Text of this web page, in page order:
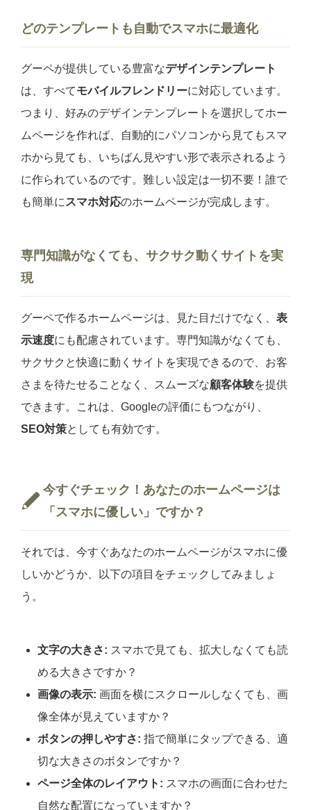
どのテンプレートも自動でスマホに最適化
グーペが提供している豊富なデザインテンプレート
は、すべてモバイルフレンドリーに対応しています。
つまり、好みのデザインテンプレートを選択してホー
ムページを作れば、自動的にパソコンから見てもスマ
ホから見ても、いちばん見やすい形で表示されるよう
に作られているのです。難しい設定は一切不要！誰で
も簡単に スマホ対応のホームページが完成します。
専門知識がなくても、サクサク動くサイトを実
現
グーペで作るホームページは、見た目だけでなく、 表
示速度にも配慮されています。専門知識がなくても、
サクサクと快適に動くサイトを実現できるので、お客
さまを待たせることなく、スムーズな顧客体験を提供
できます。これは、Googleの評価にもつながり、
SEO対策としても有効です。
今すぐチェック！あなたのホームページは
「スマホに優しい」ですか？
それでは、今すぐあなたのホームページがスマホに優
しいかどうか、以下の項目をチェックしてみましょ
う。
文字の大きさ: スマホで見ても、拡大しなくても読
める大きさですか？
画像の表示: 画面を横にスクロールしなくても、画
像全体が見えていますか？
ボタンの押しやすさ: 指で簡単にタップできる、適
切な大きさのボタンですか？
ページ全体のレイアウト: スマホの画面に合わせた
自然な配置になっていますか？